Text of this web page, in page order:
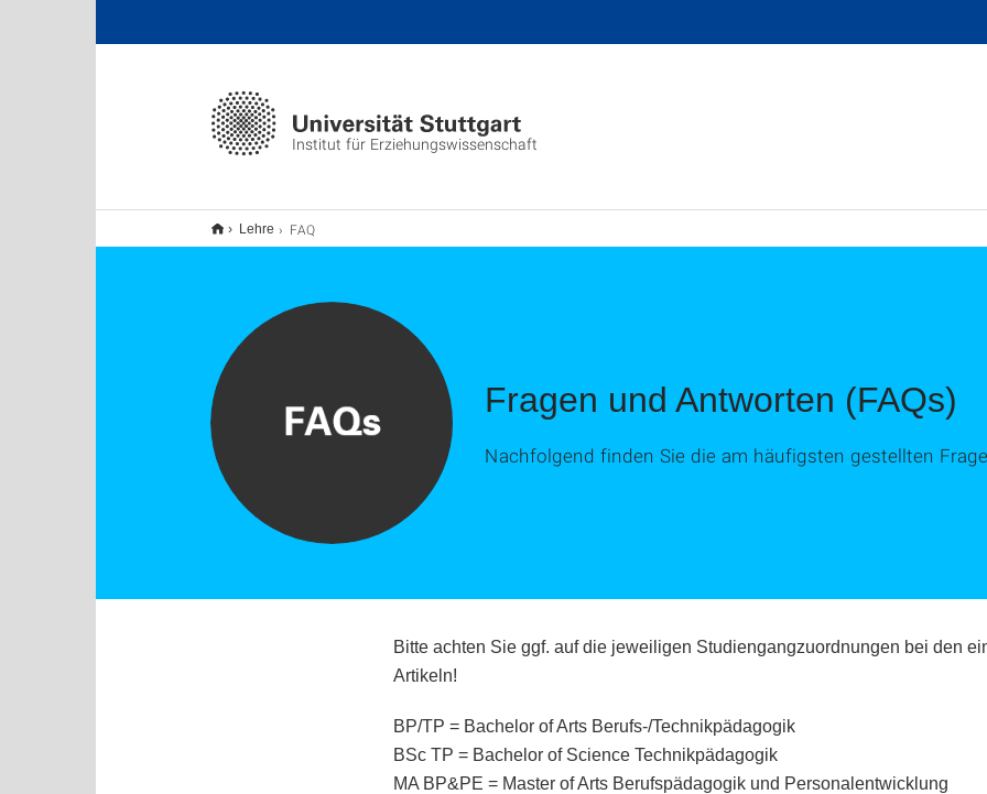
Institut für Erziehungswissenschaft
Lehre FAQ
Fragen und Antworten (FAQs)
Nachfolgend finden Sie die am häufigsten gestellten
Bitte achten Sie ggf. auf die jeweiligen Studiengangzuordnungen bei den
Artikeln!
BP/TP = Bachelor of Arts Berufs-/Technikpädagogik
BSc TP = Bachelor of Science Technikpädagogik
MA BP&PE = Master of Arts Berufspädagogik und Personalentwicklung